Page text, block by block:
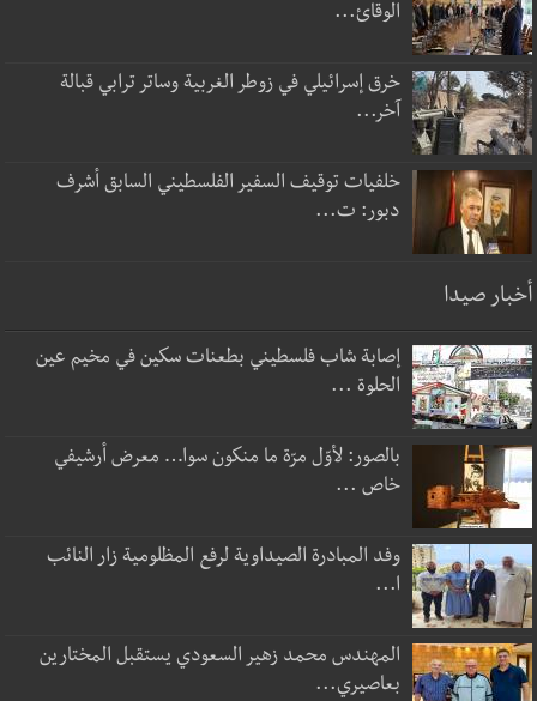
الوقائ...
خرق إسرائيلي في زوطر الغربية وساتر ترابي قبالة
آخر...
خلفيات توقيف السفير الفلسطيني السابق أشرف
دبور: ت...
أخبار صيدا
إصابة شاب فلسطيني بطعنات سكين في مخيم عين
الحلوة ...
بالصور: لأوّل مرّة ما منكون سوا… معرض أرشيفي
خاص ...
وفد المبادرة الصيداوية لرفع المظلومية زار النائب
ا...
المهندس محمد زهير السعودي يستقبل المختارين
بعاصيري...